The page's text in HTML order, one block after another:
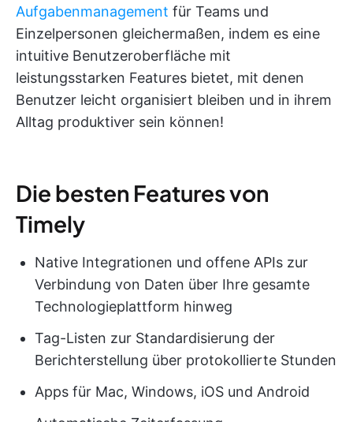
Aufgabenmanagement für Teams und
Einzelpersonen gleichermaßen, indem es eine
intuitive Benutzeroberfläche mit
leistungsstarken Features bietet, mit denen
Benutzer leicht organisiert bleiben und in ihrem
Alltag produktiver sein können!
Die besten Features von
Timely
Native Integrationen und offene APIs zur
Verbindung von Daten über Ihre gesamte
Technologieplattform hinweg
Tag-Listen zur Standardisierung der
Berichterstellung über protokollierte Stunden
Apps für Mac, Windows, iOS und Android